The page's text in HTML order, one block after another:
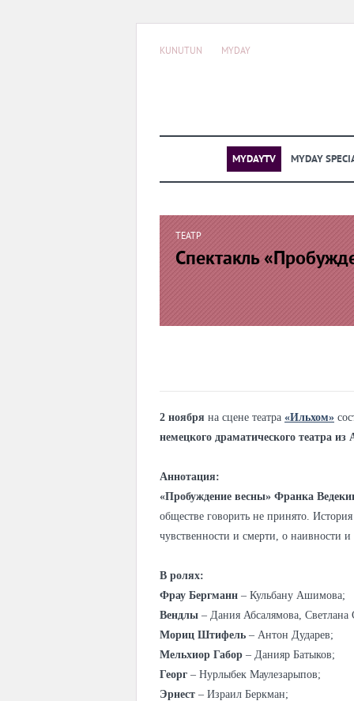
KUNUTUN MYDAY
MYDAYTV MYDAY
ТЕАТР
Спектакль
2 ноября на сцене театра «Ильхом»
немецкого драматического театра
Аннотация:
«Пробуждение весны» Франка
обществе говорить не принято.
чувственности и смерти, о наивности
В ролях:
Фрау Бергманн – Кульбану Ашимова;
Вендлы – Дания Абсалямова,
Мориц Штифель – Антон Дударев;
Мельхиор Габор – Данияр Батыков;
Георг – Нурлыбек Маулезарыпов;
Эрнест – Израил Беркман;